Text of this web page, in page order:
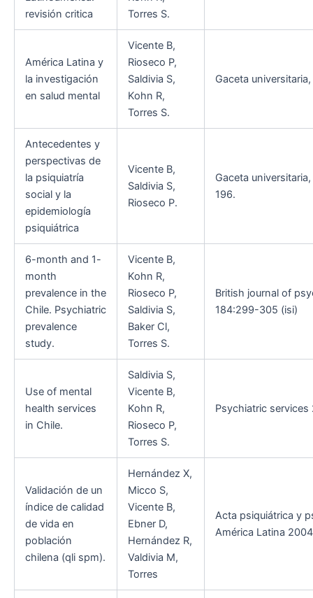
revisión critica
Torres S.
América Latina y
la investigación
en salud mental
Vicente B,
Rioseco P,
Saldivia S,
Kohn R,
Torres S.
Gaceta
Antecedentes y
perspectivas de
la psiquiatría
social y la
epidemiología
psiquiátrica
Vicente B,
Saldivia S,
Rioseco P.
Gaceta
196.
6-month and 1-
month
prevalence in the
Chile. Psychiatric
prevalence
study.
Vicente B,
Kohn R,
Rioseco P,
Saldivia S,
Baker Cl,
Torres S.
British journal of
184:299-305 (isi)
Use of mental
health services
in Chile.
Saldivia S,
Vicente B,
Kohn R,
Rioseco P,
Torres S.
Psychiatric
Validación de un
índice de calidad
de vida en
población
chilena (qli spm).
Hernández X,
Micco S,
Vicente B,
Ebner D,
Hernández R,
Valdivia M,
Torres
Acta psiquiátrica y
América Latina